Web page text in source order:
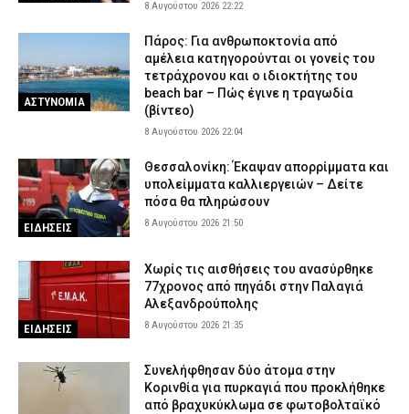
8 Αυγούστου 2026 22:22
ΑΣΤΥΝΟΜΙΑ
Πάρος: Για ανθρωποκτονία από
αμέλεια κατηγορούνται οι γονείς του
τετράχρονου και ο ιδιοκτήτης του
beach bar – Πώς έγινε η τραγωδία
(βίντεο)
8 Αυγούστου 2026 22:04
ΕΙΔΗΣΕΙΣ
Θεσσαλονίκη: Έκαψαν απορρίμματα και
υπολείμματα καλλιεργειών – Δείτε
πόσα θα πληρώσουν
8 Αυγούστου 2026 21:50
ΕΙΔΗΣΕΙΣ
Χωρίς τις αισθήσεις του ανασύρθηκε
77χρονος από πηγάδι στην Παλαγιά
Αλεξανδρούπολης
8 Αυγούστου 2026 21:35
Συνελήφθησαν δύο άτομα στην
Κορινθία για πυρκαγιά που προκλήθηκε
από βραχυκύκλωμα σε φωτοβολταϊκό